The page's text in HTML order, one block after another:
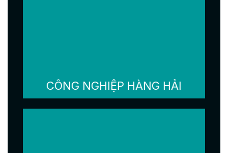
CÔNG NGHIỆP HÀNG HẢI